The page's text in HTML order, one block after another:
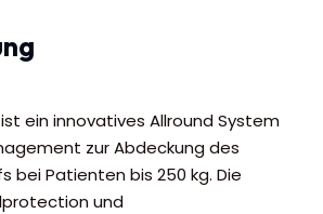
ein innovatives Allround System
zur Abdeckung des
bei Patienten bis 250 kg. Die
und